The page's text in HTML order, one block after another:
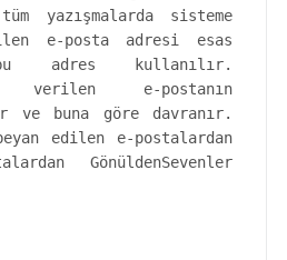
yazışmalarda sisteme
e-posta adresi esas
adres kullanılır.
verilen e-postanın
ve buna göre davranır.
edilen e-postalardan
GönüldenSevenler